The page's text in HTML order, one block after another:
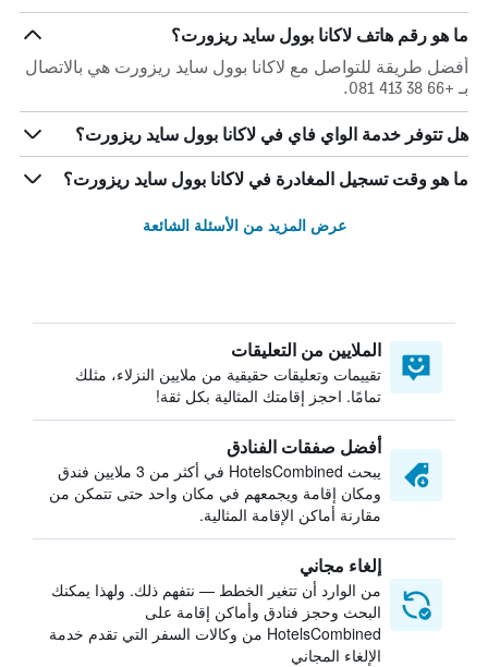
ما هو رقم هاتف لاكانا بوول سايد ريزورت؟
أفضل طريقة للتواصل مع لاكانا بوول سايد ريزورت هي بالاتصال
بـ +66 38 413 081.
هل تتوفر خدمة الواي فاي في لاكانا بوول سايد ريزورت؟
ما هو وقت تسجيل المغادرة في لاكانا بوول سايد ريزورت؟
عرض المزيد من الأسئلة الشائعة
الملايين من التعليقات
تقييمات وتعليقات حقيقية من ملايين النزلاء، مثلك
تمامًا. احجز إقامتك المثالية بكل ثقة!
أفضل صفقات الفنادق
يبحث HotelsCombined في أكثر من 3 ملايين فندق
ومكان إقامة ويجمعهم في مكان واحد حتى تتمكن من
مقارنة أماكن الإقامة المثالية.
إلغاء مجاني
من الوارد أن تتغير الخطط — نتفهم ذلك. ولهذا يمكنك
البحث وحجز فنادق وأماكن إقامة على
HotelsCombined من وكالات السفر التي تقدم خدمة
الإلغاء المجاني